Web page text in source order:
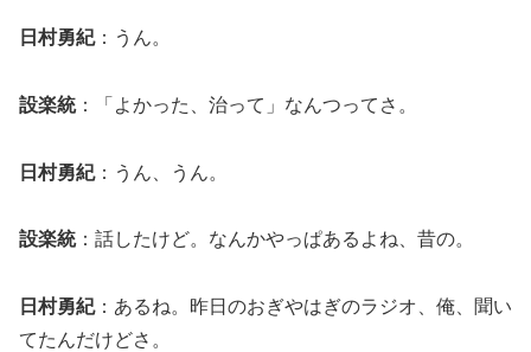
日村勇紀：うん。
設楽統：「よかった、治って」なんつってさ。
日村勇紀：うん、うん。
設楽統：話したけど。なんかやっぱあるよね、昔の。
日村勇紀：あるね。昨日のおぎやはぎのラジオ、俺、聞い
てたんだけどさ。